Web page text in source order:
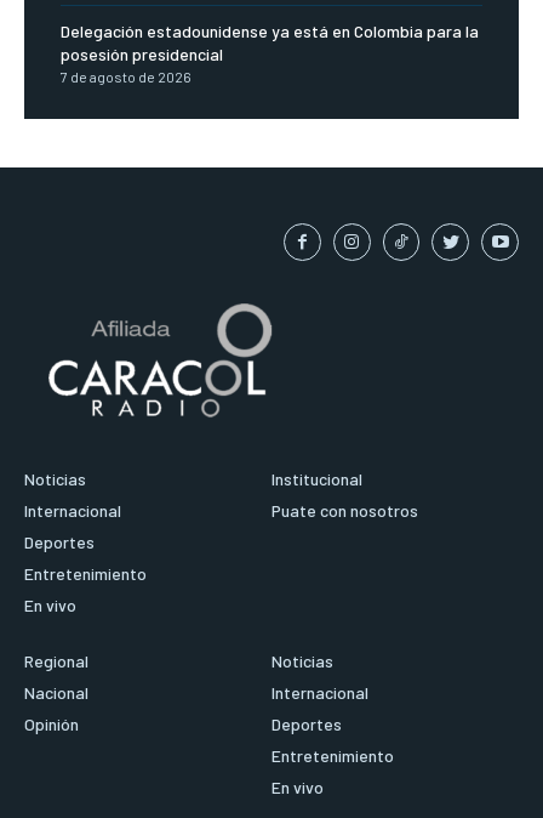
Delegación estadounidense ya está en Colombia para la
posesión presidencial
7 de agosto de 2026
Noticias
Internacional
Deportes
Entretenimiento
En vivo
Institucional
Puate con nosotros
Regional
Nacional
Opinión
Noticias
Internacional
Deportes
Entretenimiento
En vivo